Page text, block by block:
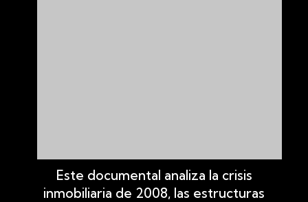
Este documental analiza la crisis
inmobiliaria de 2008, las estructuras